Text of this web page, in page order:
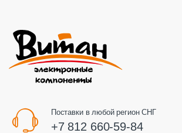
Поставки в любой регион СНГ
+7 812 660-59-84